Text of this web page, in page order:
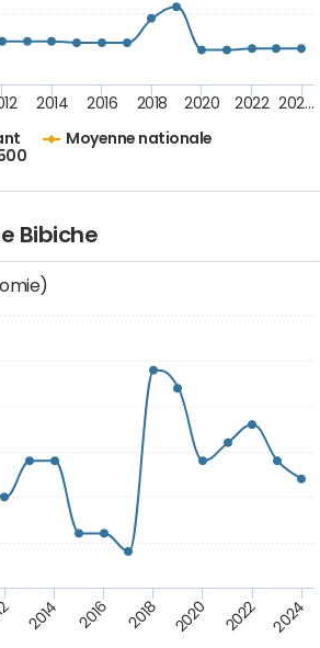
Moyenne nationale
2014 2016 2018 2020 2022 202…
Bibiche
2014 2016 2018 2020 2022 2024